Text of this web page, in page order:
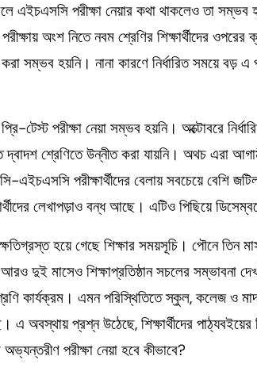
এইচএসসি পরীক্ষা নেয়ার কথা থাকলেও তা সম্ভব
অংশ নিতে নবম শ্রেণির শিক্ষার্থীদের
সম্ভব হয়নি। নানা কারণে নির্ধারিত সময়ে বড় এ
টেস্ট পরীক্ষা নেয়া সম্ভব হয়নি। অক্টোবরে
দ্বাদশ শ্রেণিতে উন্নীত করা যায়নি। অথচ এরা
এইচএসসি পরীক্ষার্থীদের বেলায় সবচেয়ে বেশি
লেখাপড়াও বন্ধ আছে। এটিও পিছিয়ে
ক্ষতিগ্রস্ত হয়ে গেছে শিক্ষার সময়সূচি। পৌনে তিন
আরও দুই মাসেও শিক্ষাপ্রতিষ্ঠান সচলের সম্ভাবনা
কার্যক্রম। এমন পরিস্থিতিতে স্কুল, কলেজ ও
এ অবস্থায় প্রশ্ন উঠেছে, শিক্ষার্থীদের
পরীক্ষা নেয়া হবে কীভাবে?